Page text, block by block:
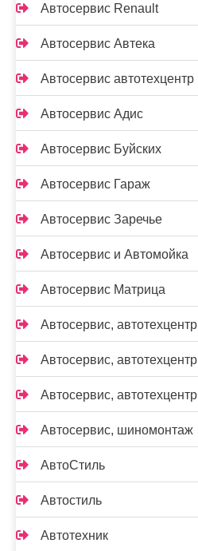
Автосервис Renault
Автосервис Автека
Автосервис автотехцентр
Автосервис Адис
Автосервис Буйских
Автосервис Гараж
Автосервис Заречье
Автосервис и Автомойка
Автосервис Матрица
Автосервис, автотехцентр
Автосервис, автотехцентр
Автосервис, автотехцентр
Автосервис, шиномонтаж
АвтоСтиль
Автостиль
Автотехник